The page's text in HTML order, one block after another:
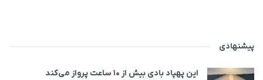
پیشنهادی
این پهپاد بادی بیش از ۱۰ ساعت پرواز می‌کند